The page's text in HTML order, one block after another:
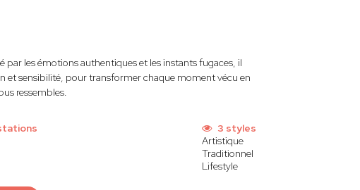
par les émotions authentiques et les instants fugaces, il
et sensibilité, pour transformer chaque moment vécu en
ressembles.
3 styles
Artistique
Traditionnel
Lifestyle